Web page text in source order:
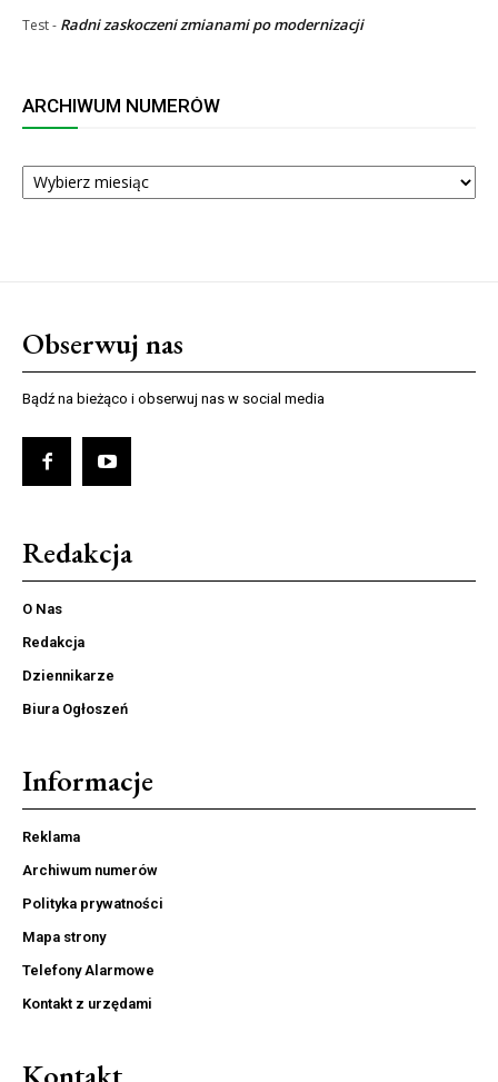
Test- Radni zaskoczeni zmianami po modernizacji
ARCHIWUM NUMERÓW
ARCHIWUM
NUMERÓW
Obserwuj nas
Bądź na bieżąco i obserwuj nas w social media
Redakcja
O Nas
Redakcja
Dziennikarze
Biura Ogłoszeń
Informacje
Reklama
Archiwum numerów
Polityka prywatności
Mapa strony
Telefony Alarmowe
Kontakt z urzędami